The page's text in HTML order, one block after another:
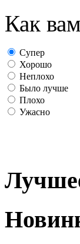
Как
Супер
Хорошо
Неплохо
Было лучше
Плохо
Ужасно